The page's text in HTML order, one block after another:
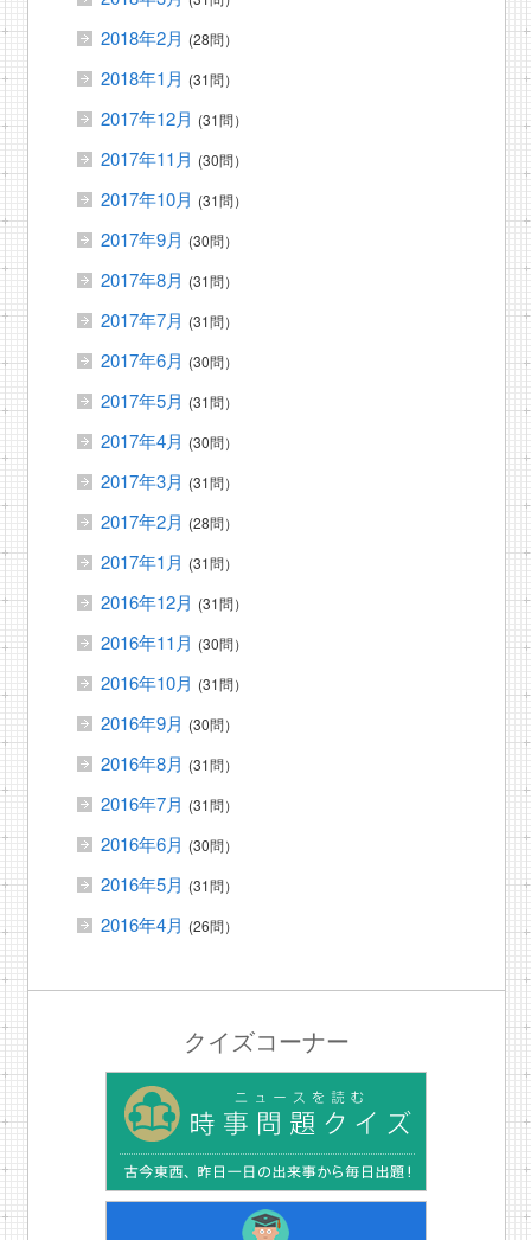
2018年2月 (28問）
2018年1月 (31問）
2017年12月 (31問）
2017年11月 (30問）
2017年10月 (31問）
2017年9月 (30問）
2017年8月 (31問）
2017年7月 (31問）
2017年6月 (30問）
2017年5月 (31問）
2017年4月 (30問）
2017年3月 (31問）
2017年2月 (28問）
2017年1月 (31問）
2016年12月 (31問）
2016年11月 (30問）
2016年10月 (31問）
2016年9月 (30問）
2016年8月 (31問）
2016年7月 (31問）
2016年6月 (30問）
2016年5月 (31問）
2016年4月 (26問）
クイズコーナー